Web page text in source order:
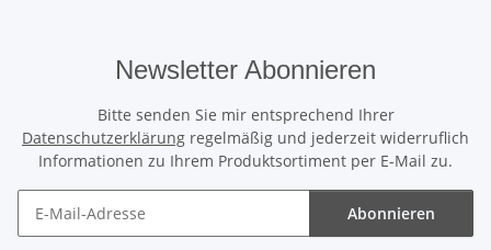
Newsletter Abonnieren
Bitte senden Sie mir entsprechend Ihrer
Datenschutzerklärung regelmäßig und jederzeit widerruflich
Informationen zu Ihrem Produktsortiment per E-Mail zu.
Abonnieren